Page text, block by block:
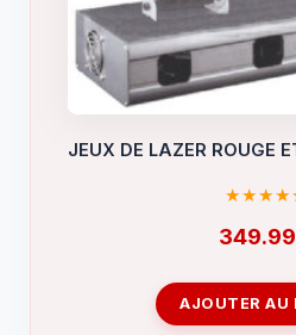
JEUX DE LAZER ROUGE
349.99
AJOUTER AU